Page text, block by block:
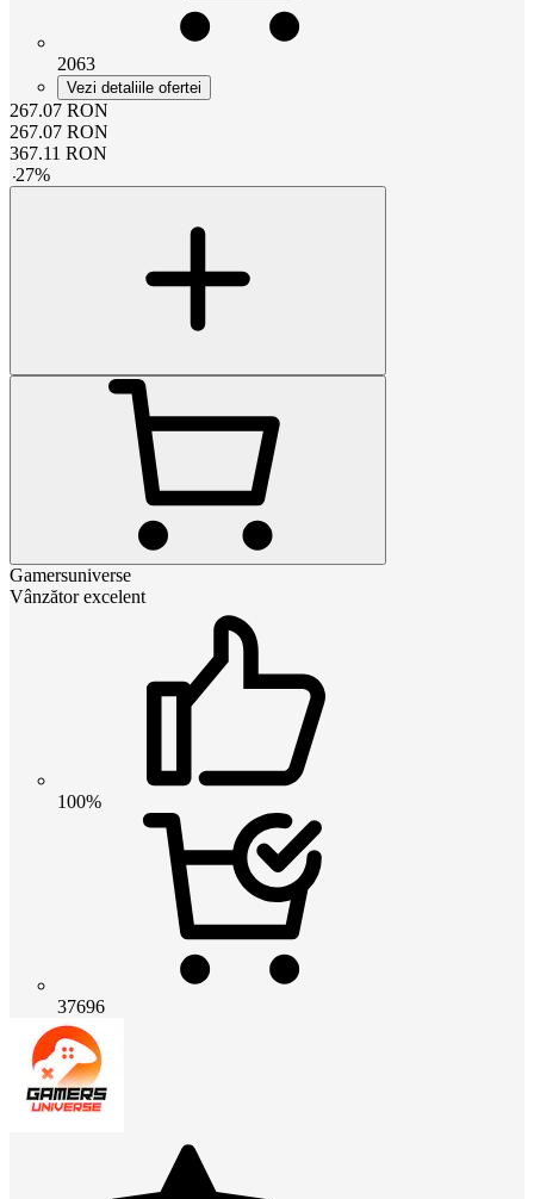
2063
Vezi detaliile ofertei
267.07 RON
267.07 RON
367.11 RON
-27%
Gamersuniverse
Vânzător excelent
100%
37696